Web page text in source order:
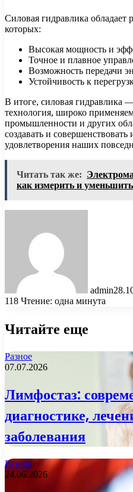
Силовая гидравлика обладает
которых:
Высокая мощность и
Точное и плавное
Возможность передачи
Устойчивость к
В итоге, силовая гидравлика
технология, широко
промышленности и других
создавать и
удовлетворения наших
Читать так же:
как измерить и
admin
118 Чтение: одна минута
Читайте еще
Разное
07.07.2026
Лимфостаз:
диагностике,
заболевания
Разное
24.06.2026